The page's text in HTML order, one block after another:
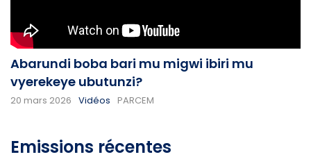
Abarundi boba bari mu migwi ibiri mu
vyerekeye ubutunzi?
20 mars 2026 Vidéos PARCEM
Emissions récentes